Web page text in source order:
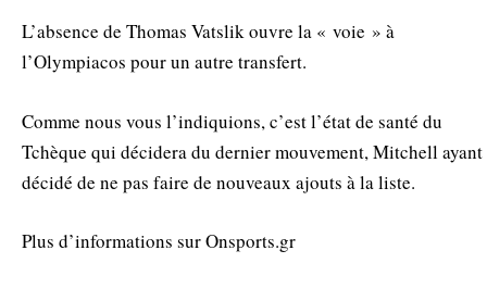
L’absence de Thomas Vatslik ouvre la « voie » à
l’Olympiacos pour un autre transfert.
Comme nous vous l’indiquions, c’est l’état de santé du
Tchèque qui décidera du dernier mouvement, Mitchell ayant
décidé de ne pas faire de nouveaux ajouts à la liste.
Plus d’informations sur Onsports.gr